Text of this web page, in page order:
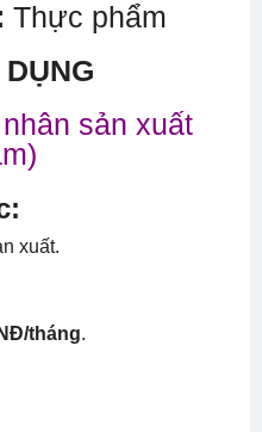
Thực phẩm
sản xuất
xuất.
tháng.